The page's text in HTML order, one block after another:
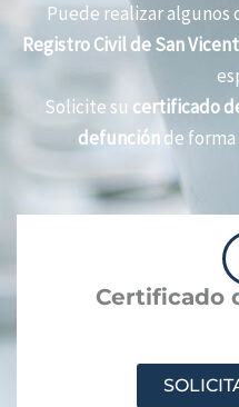
Puede realizar algunos
Registro Civil de San
Solicite su certificado
defunciónde forma
Certificado